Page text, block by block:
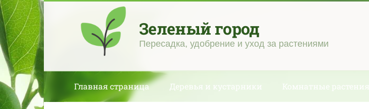
Перейти
к
контенту
Зеленый город
Пересадка, удобрение и уход за растениями
Главная страница Деревья и кустарники Комнатные растения